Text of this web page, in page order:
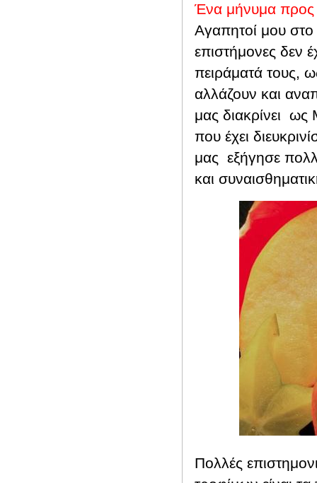
Ένα μήνυμα προς
Αγαπητοί μου
επιστήμονες δεν
πειράματά τους,
αλλάζουν και
μας διακρίνει ως
που έχει
μας εξήγησε
και
Πολλές